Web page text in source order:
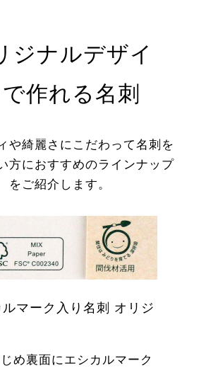
ジナルデザイ
作れる名刺
や綺麗さにこだわって名刺を
方におすすめのラインナップ
をご紹介します。
ルマーク入り名刺 オリジ
め裏面にエシカルマーク